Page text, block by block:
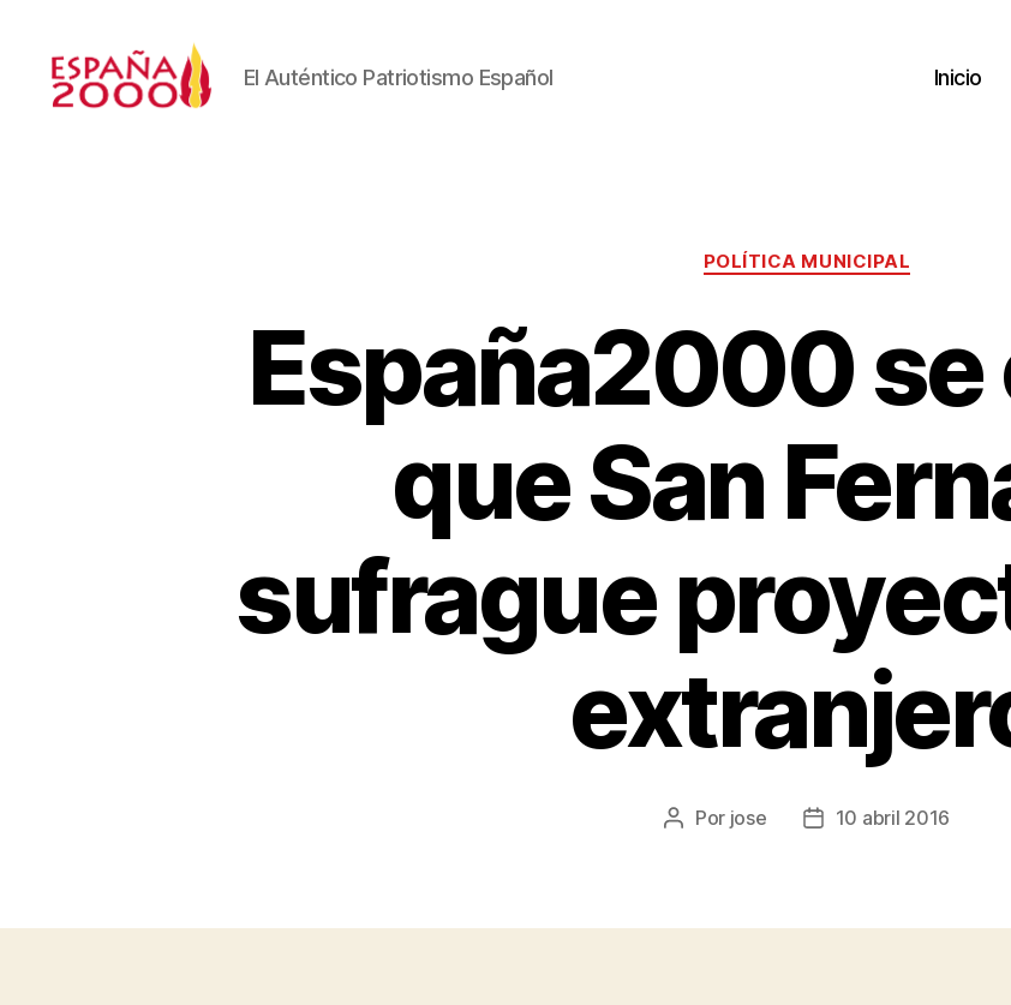
El Auténtico Patriotismo Español Inicio
POLÍTICA MUNICIPAL
España2000 se
que San
sufrague
Por jose 10 abril 2016